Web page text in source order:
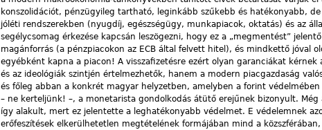
konszolidációt, pénzügyileg tartható, leginkább szűkebb és hatékonyabb,
jóléti rendszerekben (nyugdíj, egészségügy, munkapiacok, oktatás) és az
segélycsomag érkezése kapcsán leszögezni, hogy ez a „megmentést”
magánforrás (a pénzpiacokon az ECB által felvett hitel), és mindkettő jóval
egyébként kapna a piacon! A visszafizetésre ezért olyan garanciákat
és az ideológiák szintjén értelmezhetők, hanem a modern piacgazdaság
és főleg abban a konkrét magyar helyzetben, amelyben a forint
– ne kerteljünk! –, a monetarista gondolkodás átütő erejűnek bizonyult.
így alakult, mert ez jelentette a leghatékonyabb védelmet. E védelemnek
erőfeszítések elkerülhetetlen megtételének formájában mind a